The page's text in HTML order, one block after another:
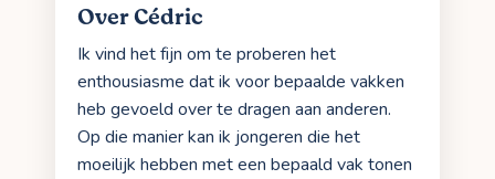
Over Cédric
Ik vind het fijn om te proberen het
enthousiasme dat ik voor bepaalde vakken
heb gevoeld over te dragen aan anderen.
Op die manier kan ik jongeren die het
moeilijk hebben met een bepaald vak tonen